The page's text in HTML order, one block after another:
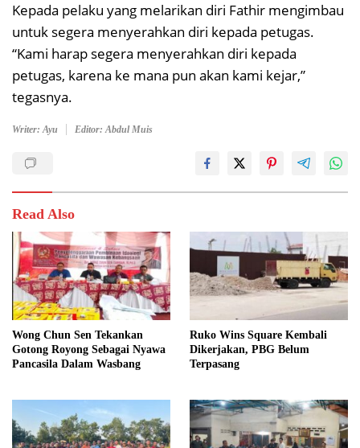
Kepada pelaku yang melarikan diri Fathir mengimbau
untuk segera menyerahkan diri kepada petugas.
“Kami harap segera menyerahkan diri kepada
petugas, karena ke mana pun akan kami kejar,”
tegasnya.
Writer: Ayu Editor: Abdul Muis
Read Also
Wong Chun Sen Tekankan
Gotong Royong Sebagai Nyawa
Pancasila Dalam Wasbang
Ruko Wins Square Kembali
Dikerjakan, PBG Belum
Terpasang